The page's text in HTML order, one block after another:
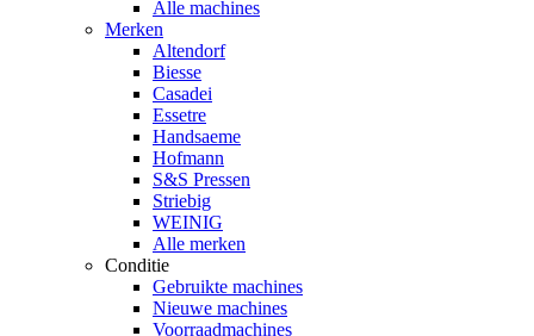
Alle machines
Merken
Altendorf
Biesse
Casadei
Essetre
Handsaeme
Hofmann
S&S Pressen
Striebig
WEINIG
Alle merken
Conditie
Gebruikte machines
Nieuwe machines
Voorraadmachines